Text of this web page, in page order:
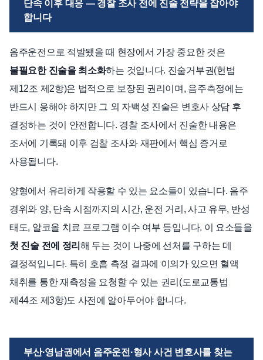
단속 이후 대응 — 경찰 조사 전에 진술 전략을 잡아야
합니다
음주운전으로 적발됐을 때 현장에서 가장 중요한 것은
불필요한 진술을 최소화하는 것입니다. 진술거부권(헌법
제12조 제2항)은 법적으로 보장된 권리이며, 음주측정에는
반드시 응해야 하지만 그 외 자백성 진술은 변호사 상담 후
결정하는 것이 안전합니다. 경찰 조사에서 진술한 내용은
조서에 기록돼 이후 검찰 조사와 재판에서 핵심 증거로
사용됩니다.
양형에서 유리하게 작용할 수 있는 요소들이 있습니다. 음주
경위와 양, 단속 시점까지의 시간, 운전 거리, 사고 유무, 반성
태도, 알코올 치료 프로그램 이수 여부 등입니다. 이 요소들을
첫 진술 전에 정리 해 두는 것이 나중에 선처를 구하는 데
결정적입니다. 특히 호흡 측정 결과에 이의가 있으면 혈액
채취를 통한 재측정을 요청할 수 있는 권리(도로교통법
제44조 제3항)도 사전에 알아두어야 합니다.
부산·영남권에서 음주운전·형사 사건 변호사를 찾는